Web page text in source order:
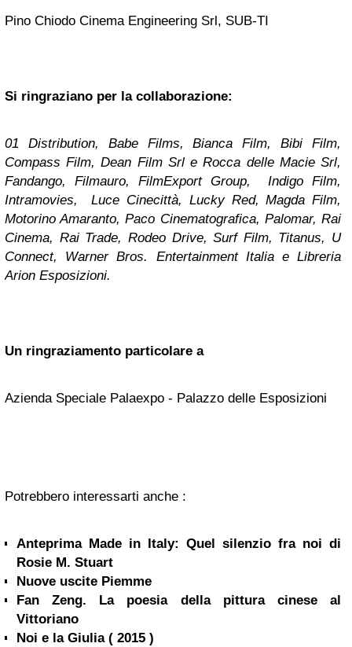
Pino Chiodo Cinema Engineering Srl, SUB-TI
Si ringraziano per la collaborazione:
01 Distribution, Babe Films, Bianca Film, Bibi Film,
Compass Film, Dean Film Srl e Rocca delle Macie Srl,
Fandango, Filmauro, FilmExport Group, Indigo Film,
Intramovies, Luce Cinecittà, Lucky Red, Magda Film,
Motorino Amaranto, Paco Cinematografica, Palomar, Rai
Cinema, Rai Trade, Rodeo Drive, Surf Film, Titanus, U
Connect, Warner Bros. Entertainment Italia e Libreria
Arion Esposizioni.
Un ringraziamento particolare a
Azienda Speciale Palaexpo - Palazzo delle Esposizioni
Potrebbero interessarti anche :
Anteprima Made in Italy: Quel silenzio fra noi di
Rosie M. Stuart
Nuove uscite Piemme
Fan Zeng. La poesia della pittura cinese al
Vittoriano
Noi e la Giulia ( 2015 )